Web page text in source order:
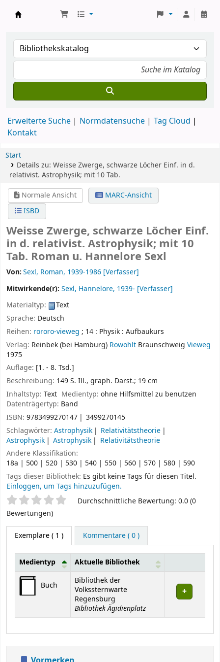
Erweiterte Suche Normdatensuche
Tag Cloud
Kontakt
Start
Details zu: Weisse Zwerge, schwarze Löcher Einf. in d.
relativist. Astrophysik; mit 10 Tab.
Normale Ansicht
MARC-Ansicht
ISBD
Weisse Zwerge, schwarze Löcher Einf.
in d. relativist. Astrophysik; mit 10
Tab. Roman u. Hannelore Sexl
Von:Sexl, Roman, 1939-1986 [Verfasser]
Mitwirkende(r): Sexl, Hannelore, 1939- [Verfasser]
Materialtyp:
Text
Sprache: Deutsch
Reihen: rororo-vieweg ; 14 : Physik : Aufbaukurs
Verlag: Reinbek (bei Hamburg) Rowohlt Braunschweig Vieweg
1975
Auflage: [1. - 8. Tsd.]
Beschreibung: 149 S. Ill., graph. Darst.; 19 cm
Inhaltstyp: Text Medientyp:ohne Hilfsmittel zu benutzen
Datenträgertyp: Band
ISBN: 9783499270147
3499270145
Schlagwörter: Astrophysik
Relativitätstheorie
Astrophysik
Astrophysik
Relativitätstheorie
Andere Klassifikation:
18a | 500 | 520 | 530 | 540 | 550 | 560 | 570 | 580 | 590
Tags dieser Bibliothek: Es gibt keine Tags für diesen Titel.
Einloggen, um Tags hinzuzufügen.
SternchenbewertungDurchschnittliche Bewertung: 0.0 (0
Bewertungen)
Exemplare( 1 ) Kommentare ( 0 )
Exemplare
Medientyp Aktuelle Bibliothek
Buch
Bibliothek der
Volkssternwarte
Regensburg
Bibliothek Ägidienplatz